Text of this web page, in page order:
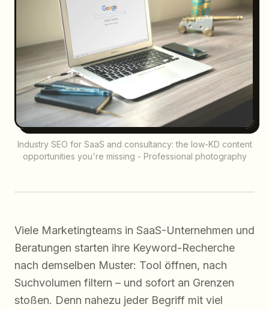
Industry SEO for SaaS and consultancy: the low-KD content
opportunities you're missing - Professional photography
Viele Marketingteams in SaaS-Unternehmen und
Beratungen starten ihre Keyword-Recherche
nach demselben Muster: Tool öffnen, nach
Suchvolumen filtern – und sofort an Grenzen
stoßen. Denn nahezu jeder Begriff mit viel